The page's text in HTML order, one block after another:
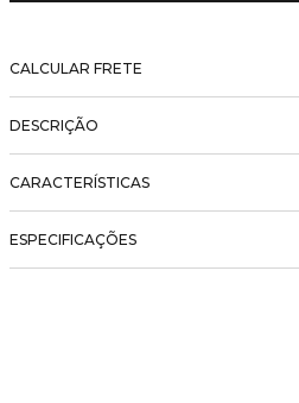
CALCULAR FRETE
DESCRIÇÃO
CARACTERÍSTICAS
ESPECIFICAÇÕES